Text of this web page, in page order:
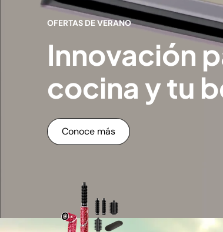
OFERTAS DE VERANO
Innovación
cocina y tu
Conoce más